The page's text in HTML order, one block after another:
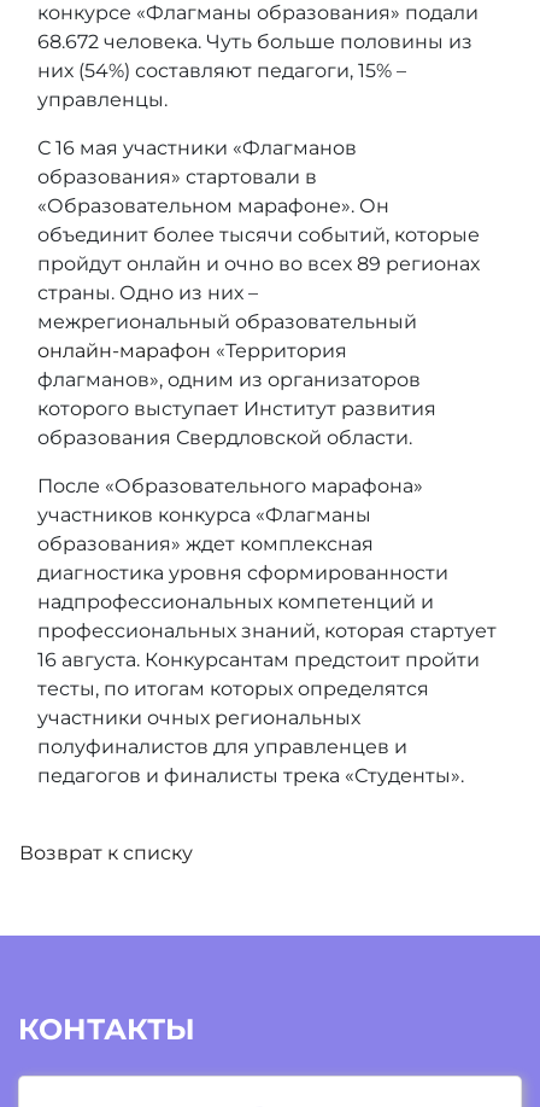
конкурсе «Флагманы образования» подали
68.672 человека. Чуть больше половины из
них (54%) составляют педагоги, 15% –
управленцы.
С 16 мая участники «Флагманов
образования» стартовали в
«Образовательном марафоне». Он
объединит более тысячи событий, которые
пройдут онлайн и очно во всех 89 регионах
страны. Одно из них –
межрегиональный образовательный
онлайн-марафон «Территория
флагманов», одним из организаторов
которого выступает Институт развития
образования Свердловской области.
После «Образовательного марафона»
участников конкурса «Флагманы
образования» ждет комплексная
диагностика уровня сформированности
надпрофессиональных компетенций и
профессиональных знаний, которая стартует
16 августа. Конкурсантам предстоит пройти
тесты, по итогам которых определятся
участники очных региональных
полуфиналистов для управленцев и
педагогов и финалисты трека «Студенты».
Возврат к списку
КОНТАКТЫ